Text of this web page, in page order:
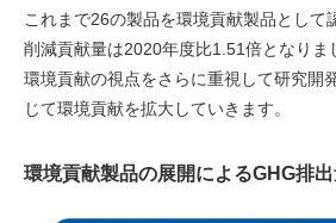
これまで26の製品を環境貢献製品として
削減貢献量は2020年度比1.51倍となりま
環境貢献の視点をさらに重視して研究開
じて環境貢献を拡大していきます。
環境貢献製品の展開によるGHG排